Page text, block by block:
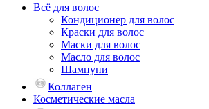
Всё для волос
Кондиционер для волос
Краски для волос
Маски для волос
Масло для волос
Шампуни
Коллаген
Косметические масла